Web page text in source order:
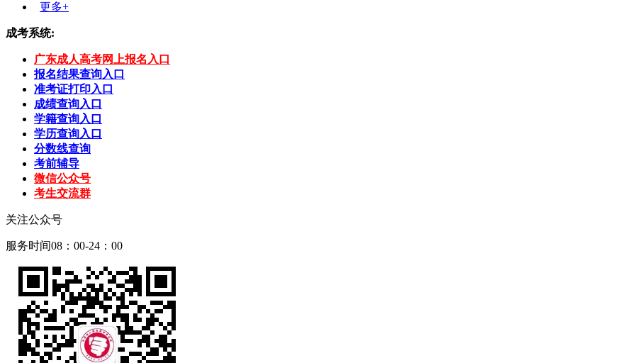
更多+
成考系统:
广东成人高考网上报名入口
报名结果查询入口
准考证打印入口
成绩查询入口
学籍查询入口
学历查询入口
分数线查询
考前辅导
微信公众号
考生交流群
关注公众号
服务时间08：00-24：00